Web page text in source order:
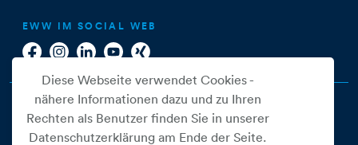
EWW IM SOCIAL WEB
Diese Webseite verwendet Cookies -
nähere Informationen dazu und zu Ihren
Rechten als Benutzer finden Sie in unserer
Datenschutzerklärung am Ende der Seite.